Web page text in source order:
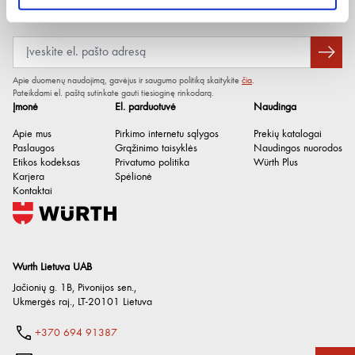
Pėdos plotis 11 (patogaus didesnio pločio)
Wurth Lietuva UAB
Jačionių g. 1B, Pivonijos sen.,
Ukmergės raj., LT-20101 Lietuva
+370 694 91387
Įmonė
Apie mus
Paslaugos
Etikos kodeksas
Karjera
Kontaktai
El. parduotuvė
Pirkimo internetu sąlygos
Grąžinimo taisyklės
Privatumo politika
Spėlionė
Naudinga
Prekių katalogai
Naudingos nuorodos
Würth Plus
Apie duomenų naudojimą, gavėjus ir saugumo politiką skaitykite čia.
Pateikdami el. paštą sutinkate gauti tiesioginę rinkodarą.